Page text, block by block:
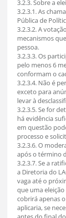
3.2.3. Sobre a
3.2.3.1. As
Pública de
3.2.3.2. A
mecanismos
pessoa.
3.2.3.3. Os
pelo menos 6
conformam o
3.2.3.4. Não é
exceto para
levar à
3.2.3.5. Se for
há evidência
em questão
processo e
3.2.3.6. O
após o término
3.2.3.7. Se a
a Diretoria do
vaga até o
que uma
cobrirá apenas
aplicaria, se